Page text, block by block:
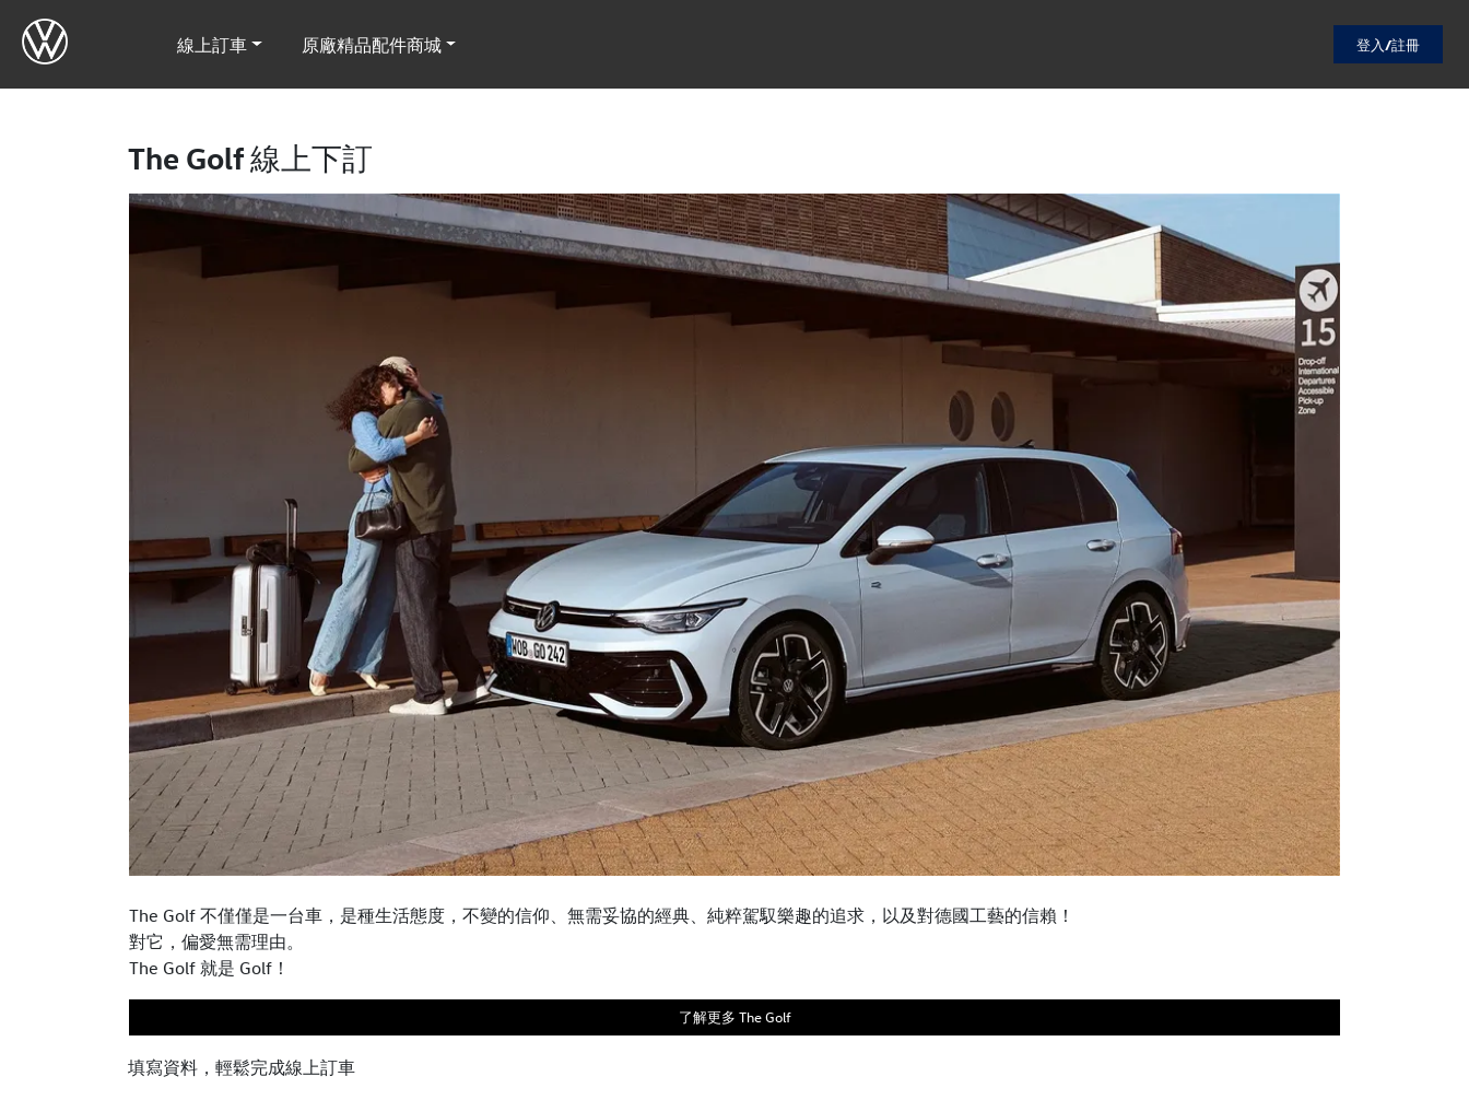
線上訂車 原廠精品配件商城 登入/註冊
The Golf 線上下訂
The Golf 不僅僅是一台車，是種生活態度，不變的信仰、無需妥協的經典、純粹駕馭樂趣的追求，以及對德國工藝的信賴！
對它，偏愛無需理由。
The Golf 就是 Golf！
了解更多 The Golf
填寫資料，輕鬆完成線上訂車